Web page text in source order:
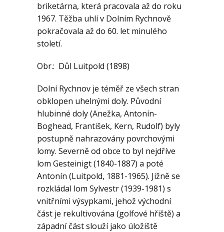
briketárna, která pracovala až do roku
1967. Těžba uhlí v Dolním Rychnově
pokračovala až do 60. let minulého
století.
Obr.: Důl Luitpold (1898)
Dolní Rychnov je téměř ze všech stran
obklopen uhelnými doly. Původní
hlubinné doly (Anežka, Antonín-
Boghead, František, Kern, Rudolf) byly
postupně nahrazovány povrchovými
lomy. Severně od obce to byl nejdříve
lom Gesteinigt (1840-1887) a poté
Antonín (Luitpold, 1881-1965). Jižně se
rozkládal lom Sylvestr (1939-1981) s
vnitřními výsypkami, jehož východní
část je rekultivována (golfové hřiště) a
západní část slouží jako úložiště